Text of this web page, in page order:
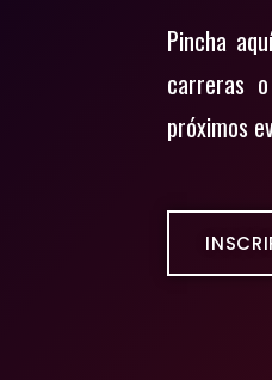
Pincha
carreras
próximos